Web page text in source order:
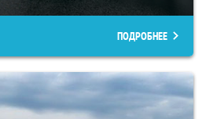
ПОДРОБНЕЕ